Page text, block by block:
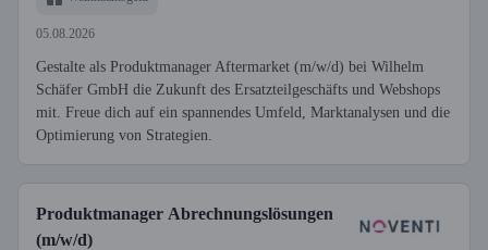
05.08.2026
Gestalte als Produktmanager Aftermarket (m/w/d) bei Wilhelm
Schäfer GmbH die Zukunft des Ersatzteilgeschäfts und Webshops
mit. Freue dich auf ein spannendes Umfeld, Marktanalysen und die
Optimierung von Strategien.
Produktmanager Abrechnungslösungen
(m/w/d)